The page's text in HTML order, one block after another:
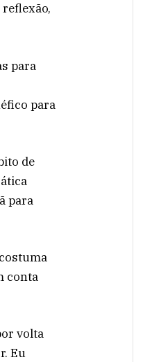
para
para
de
para
conta
volta
Eu